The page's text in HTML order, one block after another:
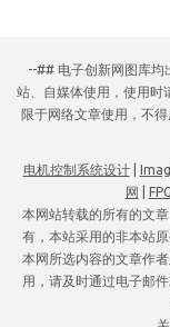
--## 电子创新网图库均
站、自媒体使用，使用时
限于网络文章使用，不
电机控制系统设计|
网
本网站转载的所有的文
有，本站采用的非本站
本网所选内容的文章作
用，请及时通过电子邮